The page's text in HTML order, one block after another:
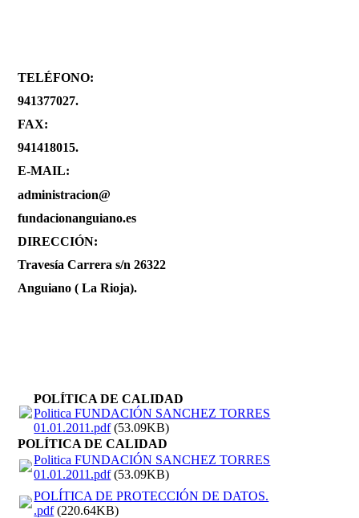
TELÉFONO:
941377027.
FAX:
941418015.
E-MAIL:
administracion@
fundacionanguiano.es
DIRECCIÓN:
Travesía Carrera s/n 26322
Anguiano ( La Rioja).
POLÍTICA DE CALIDAD
Politica FUNDACIÓN SANCHEZ TORRES
01.01.2011.pdf(53.09KB)
POLÍTICA DE CALIDAD
Politica FUNDACIÓN SANCHEZ TORRES
01.01.2011.pdf(53.09KB)
POLÍTICA DE PROTECCIÓN DE DATOS.
.pdf(220.64KB)